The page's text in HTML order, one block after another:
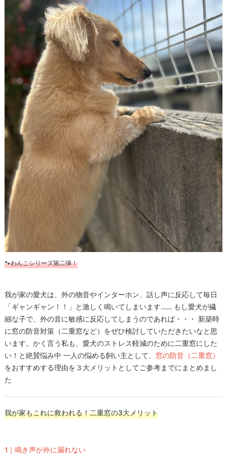
🐾わんこシリーズ第二弾！
我が家の愛犬は、外の物音やインターホン、話し声に反応して毎日
「ギャンギャン！！」と激しく鳴いてしまいます…… もし愛犬が繊
細な子で、外の音に敏感に反応してしまうのであれば・・・ 新築時
に窓の防音対策（二重窓など）をぜひ検討していただきたいなと思
います。かく言う私も、愛犬のストレス軽減のために二重窓にした
い！と絶賛悩み中 一人の悩める飼い主として、 窓の防音（二重窓）
をおすすめする理由を３大メリットとしてご参考までにまとめまし
た
我が家もこれに救われる！二重窓の3大メリット
1｜鳴き声が外に漏れない